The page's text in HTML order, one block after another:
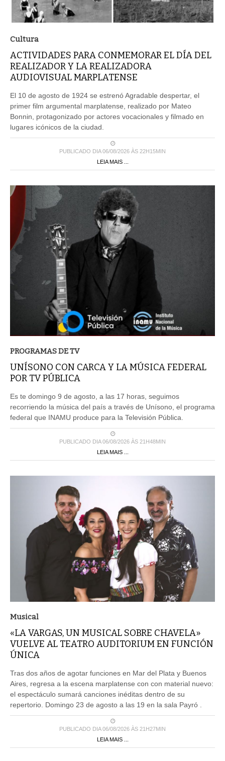
Cultura
ACTIVIDADES PARA CONMEMORAR EL DÍA DEL
REALIZADOR Y LA REALIZADORA
AUDIOVISUAL MARPLATENSE
El 10 de agosto de 1924 se estrenó Agradable despertar, el
primer film argumental marplatense, realizado por Mateo
Bonnin, protagonizado por actores vocacionales y filmado en
lugares icónicos de la ciudad.
PUBLICADO DIA 06/08/2026 ÀS 22H15MIN
LEIA MAIS ...
PROGRAMAS DE TV
UNÍSONO CON CARCA Y LA MÚSICA FEDERAL
POR TV PÚBLICA
Es te domingo 9 de agosto, a las 17 horas, seguimos
recorriendo la música del país a través de Unísono, el programa
federal que INAMU produce para la Televisión Pública.
PUBLICADO DIA 06/08/2026 ÀS 21H48MIN
LEIA MAIS ...
Musical
«LA VARGAS, UN MUSICAL SOBRE CHAVELA»
VUELVE AL TEATRO AUDITORIUM EN FUNCIÓN
ÚNICA
Tras dos años de agotar funciones en Mar del Plata y Buenos
Aires, regresa a la escena marplatense con con material nuevo:
el espectáculo sumará canciones inéditas dentro de su
repertorio. Domingo 23 de agosto a las 19 en la sala Payró .
PUBLICADO DIA 06/08/2026 ÀS 21H27MIN
LEIA MAIS ...